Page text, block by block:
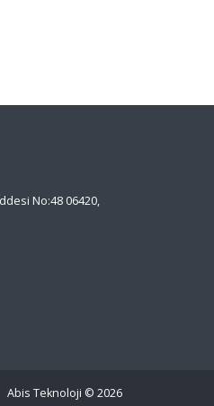
No:48 06420,
Abis Teknoloji © 2026